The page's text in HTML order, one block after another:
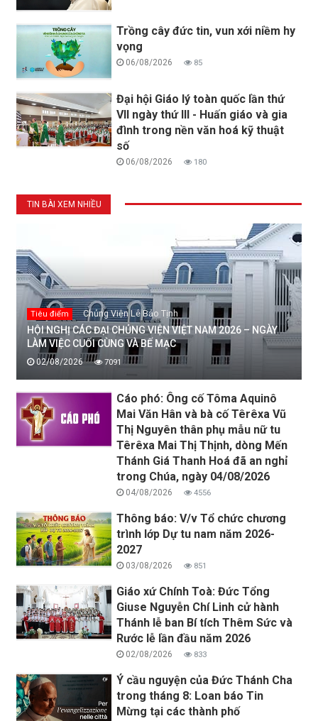
Trồng cây đức tin, vun xới niềm hy
vọng
06/08/2026 85
Đại hội Giáo lý toàn quốc lần thứ
VII ngày thứ III - Huấn giáo và gia
đình trong nền văn hoá kỹ thuật
số
06/08/2026 180
TIN BÀI XEM NHIỀU
Tiêu điểm Chủng Viện Lê Bảo Tịnh
HỘI NGHỊ CÁC ĐẠI CHỦNG VIỆN VIỆT NAM 2026 – NGÀY
LÀM VIỆC CUỐI CÙNG VÀ BẾ MẠC
02/08/2026 7091
Cáo phó: Ông cố Tôma Aquinô
Mai Văn Hân và bà cố Têrêxa Vũ
Thị Nguyên thân phụ mẫu nữ tu
Têrêxa Mai Thị Thịnh, dòng Mến
Thánh Giá Thanh Hoá đã an nghỉ
trong Chúa, ngày 04/08/2026
04/08/2026 4556
Thông báo: V/v Tổ chức chương
trình lớp Dự tu nam năm 2026-
2027
03/08/2026 851
Giáo xứ Chính Toà: Đức Tổng
Giuse Nguyễn Chí Linh cử hành
Thánh lễ ban Bí tích Thêm Sức và
Rước lễ lần đầu năm 2026
02/08/2026 833
Ý cầu nguyện của Đức Thánh Cha
trong tháng 8: Loan báo Tin
Mừng tại các thành phố